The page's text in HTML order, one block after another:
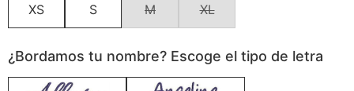
XS S M XL
¿Bordamos tu nombre? Escoge el tipo de letra